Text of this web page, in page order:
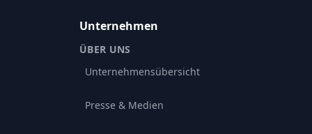
Unternehmen
ÜBER UNS
Unternehmensübersicht
Presse & Medien